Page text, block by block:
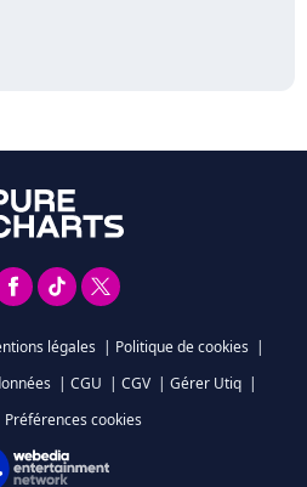
légales | Politique de cookies |
| CGU | CGV | Gérer Utiq |
Préférences cookies